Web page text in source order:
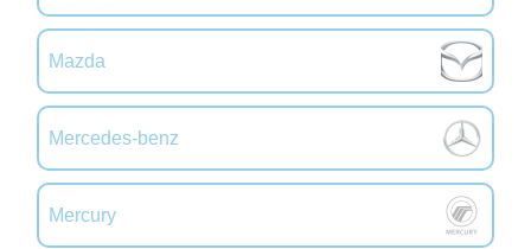
Mazda
Mercedes-benz
Mercury